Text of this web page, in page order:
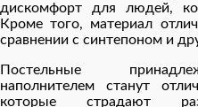
дискомфорт для людей,
Кроме того, материал
сравнении с синтепоном и
Постельные
наполнителем станут
которые страдают